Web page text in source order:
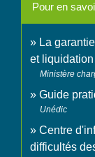
Pour en
La
et
Ministère
Guide
Unédic
Centre
difficultés